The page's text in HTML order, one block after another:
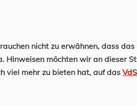
nicht zu erwähnen, dass das
Hinweisen möchten wir an dieser
viel mehr zu bieten hat, auf das